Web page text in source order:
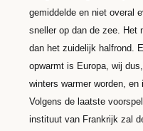
gemiddelde en niet overal
sneller op dan de zee. Het
dan het zuidelijk halfrond.
opwarmt is Europa, wij
winters warmer worden,
Volgens de laatste
instituut van Frankrijk zal